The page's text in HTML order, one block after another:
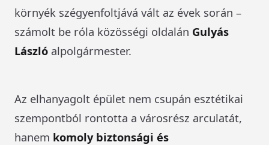
környék szégyenfoltjává vált az évek során –
számolt be róla közösségi oldalán Gulyás
László alpolgármester.
Az elhanyagolt épület nem csupán esztétikai
szempontból rontotta a városrész arculatát,
hanem komoly biztonsági és